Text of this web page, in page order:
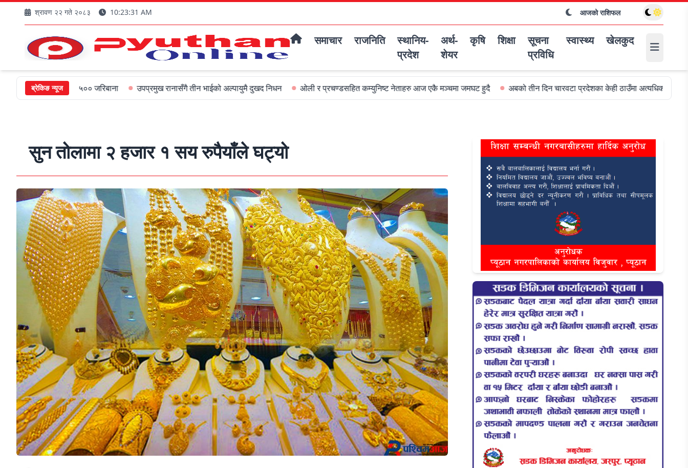
श्रावण २२ गते २०८३ 10:23:32 AM आजको राशिफल
समाचार राजनिति
स्थानिय-
प्रदेश
अर्थ-
शेयर
कृषि शिक्षा
सूचना
प्रविधि
स्वास्थ्य खेलकुद
ब्रेकिङ न्यूज
५०० जरिबाना उपप्रमुख रानासँगै तीन भाईको अल्पायुमै दुखद निधन ओली र प्रचण्डसहित कम्युनिष्ट नेताहरु आज एकै मञ्चमा जमघट हुदै अबको तीन दिन चारवटा प्रदेशका केही ठाउँमा अत्यधिक वर्षा हुन सक्ने
सुन तोलामा २ हजार १ सय रुपैयाँले घट्यो